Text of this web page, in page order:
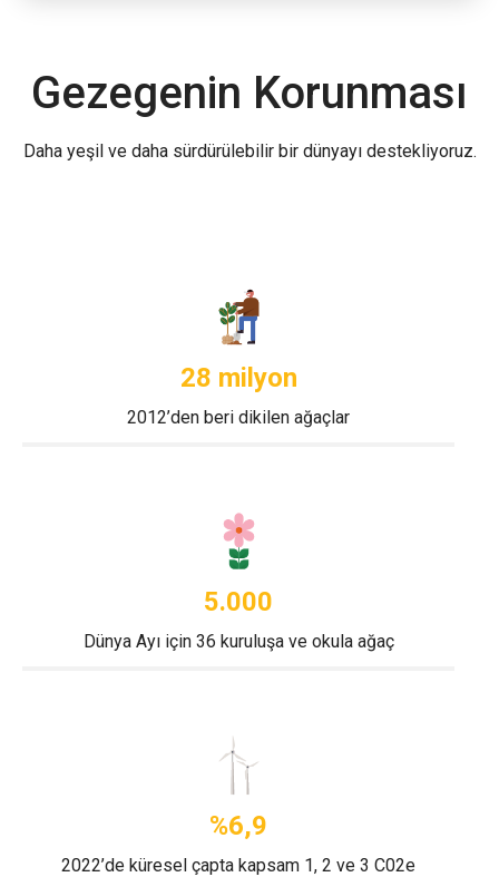
Gezegenin Korunması
Daha yeşil ve daha sürdürülebilir bir dünyayı destekliyoruz.
28 milyon
2012’den beri dikilen ağaçlar
5.000
Dünya Ayı için 36 kuruluşa ve okula ağaç
%6,9
2022’de küresel çapta kapsam 1, 2 ve 3 C02e